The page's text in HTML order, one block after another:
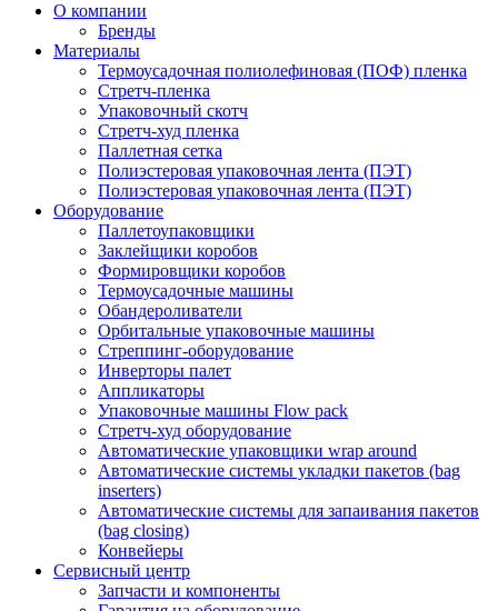
О компании
Бренды
Материалы
Термоусадочная полиолефиновая (ПОФ) пленка
Стретч-пленка
Упаковочный скотч
Стретч-худ пленка
Паллетная сетка
Полиэстеровая упаковочная лента (ПЭТ)
Полиэстеровая упаковочная лента (ПЭТ)
Оборудование
Паллетоупаковщики
Заклейщики коробов
Формировщики коробов
Термоусадочные машины
Обандероливатели
Орбитальные упаковочные машины
Стреппинг-оборудование
Инверторы палет
Аппликаторы
Упаковочные машины Flow pack
Стретч-худ оборудование
Автоматические упаковщики wrap around
Автоматические системы укладки пакетов (bag
inserters)
Автоматические системы для запаивания пакетов
(bag closing)
Конвейеры
Сервисный центр
Запчасти и компоненты